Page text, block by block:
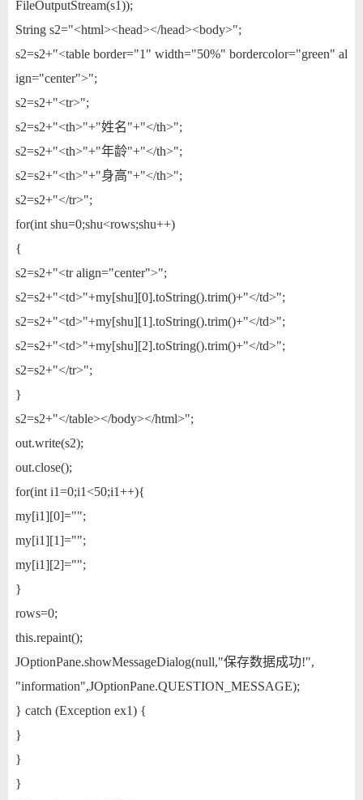
FileOutputStream(s1));
String s2="<html><head></head><body>";
s2=s2+"<table border="1" width="50%" bordercolor="green" al
ign="center">";
s2=s2+"<tr>";
s2=s2+"<th>"+"姓名"+"</th>";
s2=s2+"<th>"+"年龄"+"</th>";
s2=s2+"<th>"+"身高"+"</th>";
s2=s2+"</tr>";
for(int shu=0;shu<rows;shu++)
{
s2=s2+"<tr align="center">";
s2=s2+"<td>"+my[shu][0].toString().trim()+"</td>";
s2=s2+"<td>"+my[shu][1].toString().trim()+"</td>";
s2=s2+"<td>"+my[shu][2].toString().trim()+"</td>";
s2=s2+"</tr>";
}
s2=s2+"</table></body></html>";
out.write(s2);
out.close();
for(int i1=0;i1<50;i1++){
my[i1][0]="";
my[i1][1]="";
my[i1][2]="";
}
rows=0;
this.repaint();
JOptionPane.showMessageDialog(null,"保存数据成功!",
"information",JOptionPane.QUESTION_MESSAGE);
} catch (Exception ex1) {
}
}
}